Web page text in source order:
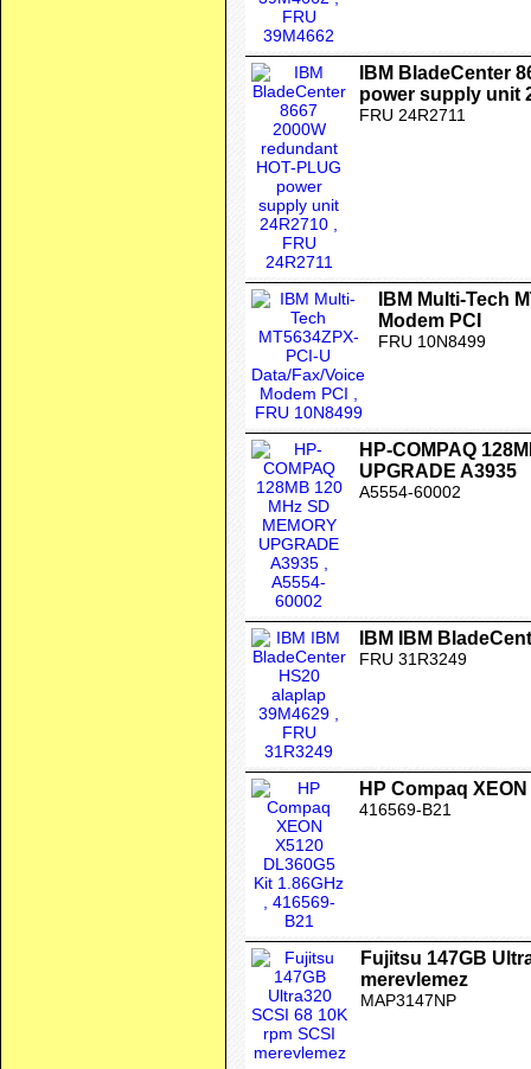
IBM BladeCenter
power supply unit
FRU 24R2711
IBM Multi-Tech
Modem PCI
FRU 10N8499
HP-COMPAQ
UPGRADE A3935
A5554-60002
IBM IBM
FRU 31R3249
HP Compaq
416569-B21
Fujitsu 147GB
merevlemez
MAP3147NP